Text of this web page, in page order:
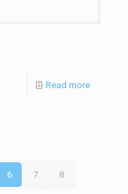
Read more
6 7 8